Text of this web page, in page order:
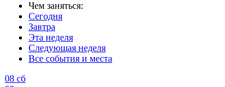
Чем заняться:
Сегодня
Завтра
Эта неделя
Следующая неделя
Все события и места
08 сб